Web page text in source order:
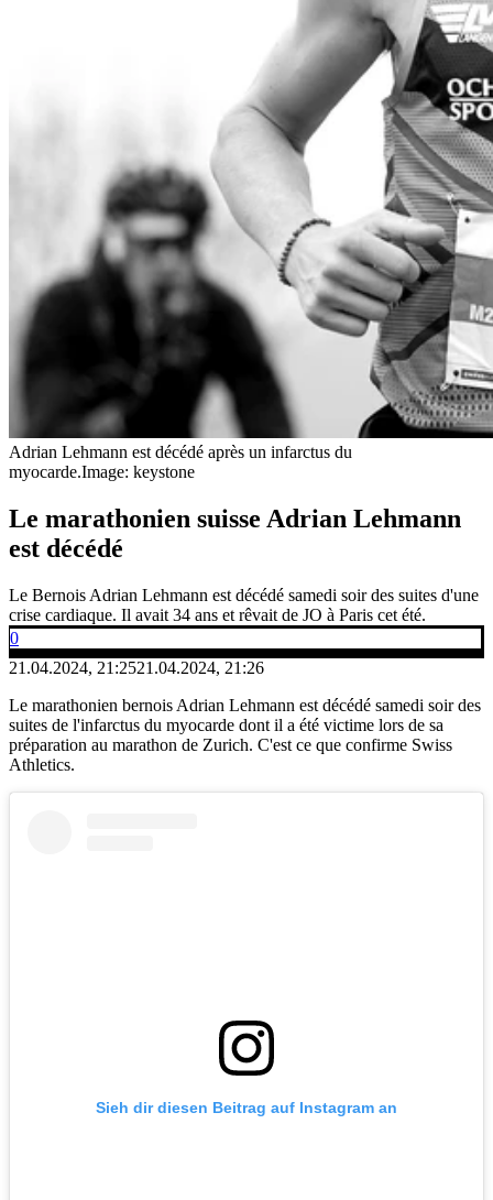
Adrian Lehmann est décédé après un infarctus du
myocarde.Image: keystone
Le marathonien suisse Adrian Lehmann
est décédé
Le Bernois Adrian Lehmann est décédé samedi soir des suites d'une
crise cardiaque. Il avait 34 ans et rêvait de JO à Paris cet été.
0
21.04.2024, 21:2521.04.2024, 21:26
Le marathonien bernois Adrian Lehmann est décédé samedi soir des
suites de l'infarctus du myocarde dont il a été victime lors de sa
préparation au marathon de Zurich. C'est ce que confirme Swiss
Athletics.
Sieh dir diesen Beitrag auf Instagram an